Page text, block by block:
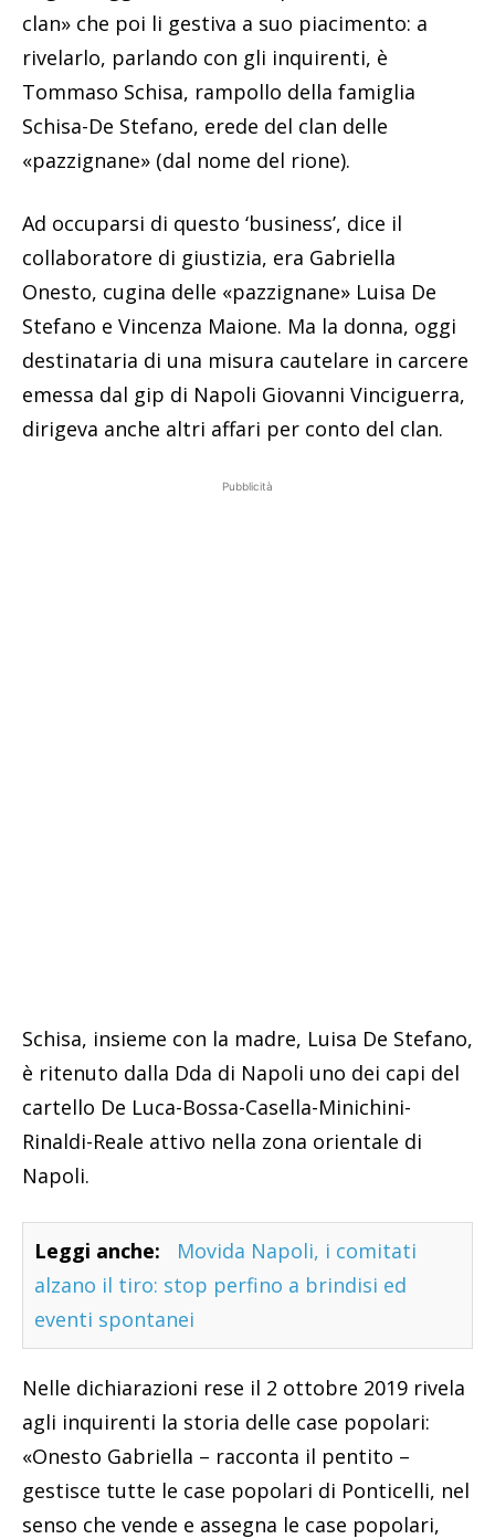
clan» che poi li gestiva a suo piacimento: a
rivelarlo, parlando con gli inquirenti, è
Tommaso Schisa, rampollo della famiglia
Schisa-De Stefano, erede del clan delle
«pazzignane» (dal nome del rione).
Ad occuparsi di questo ‘business’, dice il
collaboratore di giustizia, era Gabriella
Onesto, cugina delle «pazzignane» Luisa De
Stefano e Vincenza Maione. Ma la donna, oggi
destinataria di una misura cautelare in carcere
emessa dal gip di Napoli Giovanni Vinciguerra,
dirigeva anche altri affari per conto del clan.
Pubblicità
Schisa, insieme con la madre, Luisa De Stefano,
è ritenuto dalla Dda di Napoli uno dei capi del
cartello De Luca-Bossa-Casella-Minichini-
Rinaldi-Reale attivo nella zona orientale di
Napoli.
Leggi anche:
Movida Napoli, i comitati
alzano il tiro: stop perfino a brindisi ed
eventi spontanei
Nelle dichiarazioni rese il 2 ottobre 2019 rivela
agli inquirenti la storia delle case popolari:
«Onesto Gabriella – racconta il pentito –
gestisce tutte le case popolari di Ponticelli, nel
senso che vende e assegna le case popolari,